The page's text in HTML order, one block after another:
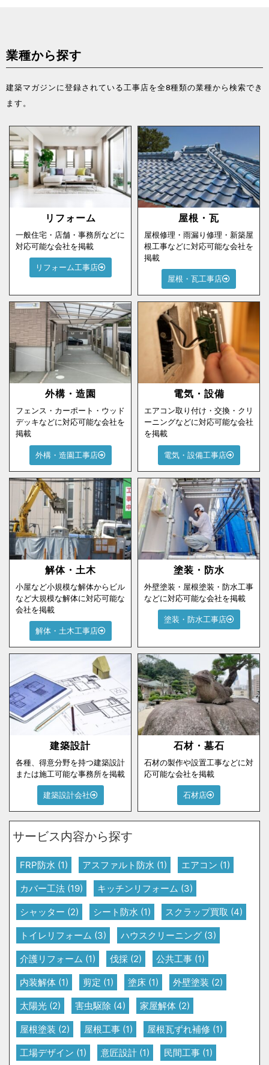
業種から探す
建築マガジンに登録されている工事店を全8種類の業種から検索でき
ます。
リフォーム
一般住宅・店舗・事務所などに
対応可能な会社を掲載
リフォーム工事店
屋根・瓦
屋根修理・雨漏り修理・新築屋
根工事などに対応可能な会社を
掲載
屋根・瓦工事店
外構・造園
フェンス・カーポート・ウッド
デッキなどに対応可能な会社を
掲載
外構・造園工事店
電気・設備
エアコン取り付け・交換・クリ
ーニングなどに対応可能な会社
を掲載
電気・設備工事店
解体・土木
小屋など小規模な解体からビル
など大規模な解体に対応可能な
会社を掲載
解体・土木工事店
塗装・防水
外壁塗装・屋根塗装・防水工事
などに対応可能な会社を掲載
塗装・防水工事店
建築設計
各種、得意分野を持つ建築設計
または施工可能な事務所を掲載
建築設計会社
石材・墓石
石材の製作や設置工事などに対
応可能な会社を掲載
石材店
サービス内容から探す
FRP防水 (1) アスファルト防水 (1) エアコン (1)
カバー工法 (19) キッチンリフォーム (3)
シャッター (2) シート防水 (1) スクラップ買取 (4)
トイレリフォーム (3) ハウスクリーニング (3)
介護リフォーム (1) 伐採 (2) 公共工事 (1)
内装解体 (1) 剪定 (1) 塗床 (1) 外壁塗装 (2)
太陽光 (2) 害虫駆除 (4) 家屋解体 (2)
屋根塗装 (2) 屋根工事 (1) 屋根瓦ずれ補修 (1)
工場デザイン (1) 意匠設計 (1) 民間工事 (1)